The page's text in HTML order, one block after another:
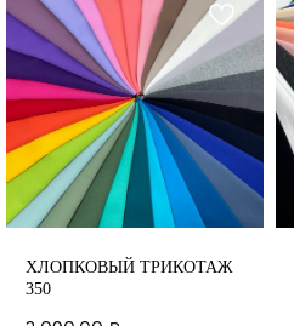
ХЛОПКОВЫЙ ТРИКОТАЖ
350